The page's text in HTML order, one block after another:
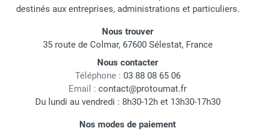
destinés aux entreprises, administrations et particuliers.
Nous trouver
35 route de Colmar, 67600 Sélestat, France
Nous contacter
Téléphone : 03 88 08 65 06
Email : contact@protoumat.fr
Du lundi au vendredi : 8h30-12h et 13h30-17h30
Nos modes de paiement